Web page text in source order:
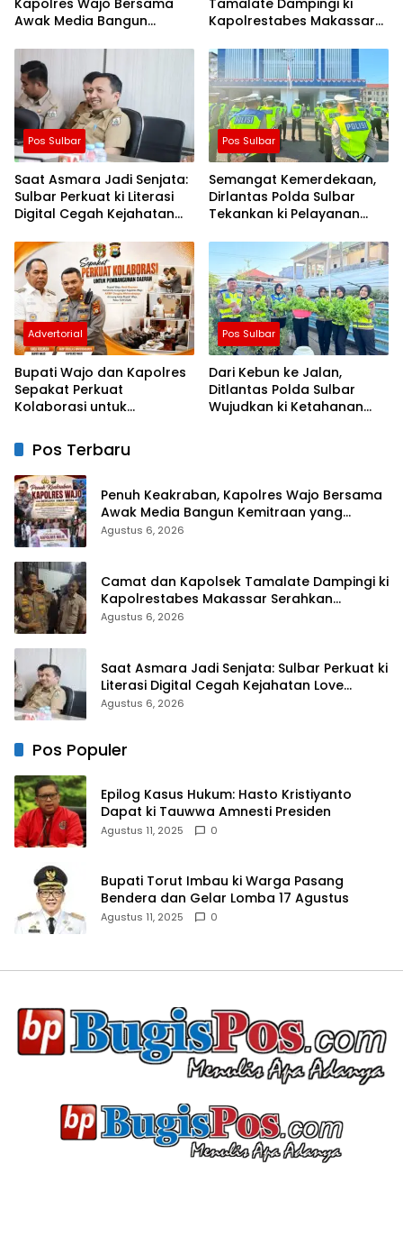
Kapolres Wajo Bersama
Awak Media Bangun
Tamalate Dampingi ki
Kapolrestabes Makassar
Sembako di Bontoduri
Pos Sulbar
Saat Asmara Jadi Senjata:
Sulbar Perkuat ki Literasi
Digital Cegah Kejahatan
Pos Sulbar
Semangat Kemerdekaan,
Dirlantas Polda Sulbar
Tekankan ki Pelayanan
Menyentuh Hati
Advertorial
Bupati Wajo dan Kapolres
Sepakat Perkuat
Kolaborasi untuk
Pos Sulbar
Dari Kebun ke Jalan,
Ditlantas Polda Sulbar
Wujudkan ki Ketahanan
Pos Terbaru
Penuh Keakraban, Kapolres Wajo Bersama
Awak Media Bangun Kemitraan yang
Harmonis
Agustus 6, 2026
Camat dan Kapolsek Tamalate Dampingi ki
Kapolrestabes Makassar Serahkan
Bantuan Sembako di Bontoduri
Agustus 6, 2026
Saat Asmara Jadi Senjata: Sulbar Perkuat ki
Literasi Digital Cegah Kejahatan Love
Scamming
Agustus 6, 2026
Pos Populer
Epilog Kasus Hukum: Hasto Kristiyanto
Dapat ki Tauwwa Amnesti Presiden
Agustus 11, 2025 0
Bupati Torut Imbau ki Warga Pasang
Bendera dan Gelar Lomba 17 Agustus
Agustus 11, 2025 0